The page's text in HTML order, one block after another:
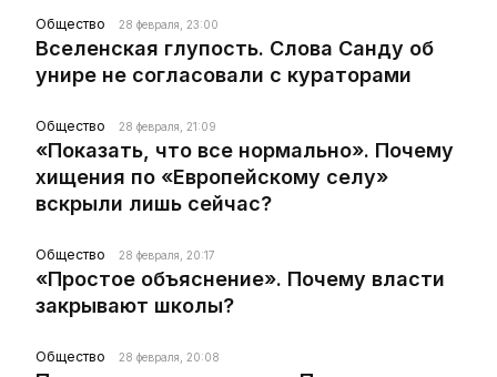
Общество 28 февраля, 23:00
Вселенская глупость. Слова Санду об
унире не согласовали с кураторами
Общество 28 февраля, 21:09
«Показать, что все нормально». Почему
хищения по «Европейскому селу»
вскрыли лишь сейчас?
Общество 28 февраля, 20:17
«Простое объяснение». Почему власти
закрывают школы?
Общество 28 февраля, 20:08